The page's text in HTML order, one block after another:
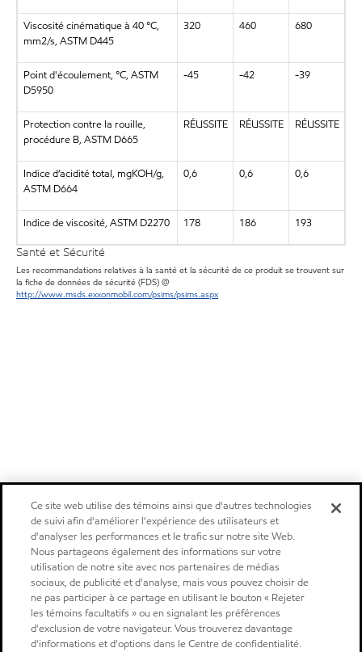
Viscosité cinématique à 40 °C,
mm2/s, ASTM D445
320 460 680
Point d'écoulement, °C, ASTM
D5950
-45 -42 -39
Protection contre la rouille,
procédure B, ASTM D665
RÉUSSITE RÉUSSITE RÉUSSITE
Indice d’acidité total, mgKOH/g,
ASTM D664
0,6 0,6 0,6
Indice de viscosité, ASTM D2270 178 186 193
Santé et Sécurité
Les recommandations relatives à la santé et la sécurité de ce produit se trouvent sur
la fiche de données de sécurité (FDS) @
http://www.msds.exxonmobil.com/psims/psims.aspx
Ce site web utilise des témoins ainsi que d'autres technologies
de suivi afin d'améliorer l'expérience des utilisateurs et
d'analyser les performances et le trafic sur notre site Web.
Nous partageons également des informations sur votre
utilisation de notre site avec nos partenaires de médias
sociaux, de publicité et d'analyse, mais vous pouvez choisir de
ne pas participer à ce partage en utilisant le bouton « Rejeter
les témoins facultatifs » ou en signalant les préférences
d'exclusion de votre navigateur. Vous trouverez davantage
d'informations et d'options dans le Centre de confidentialité.